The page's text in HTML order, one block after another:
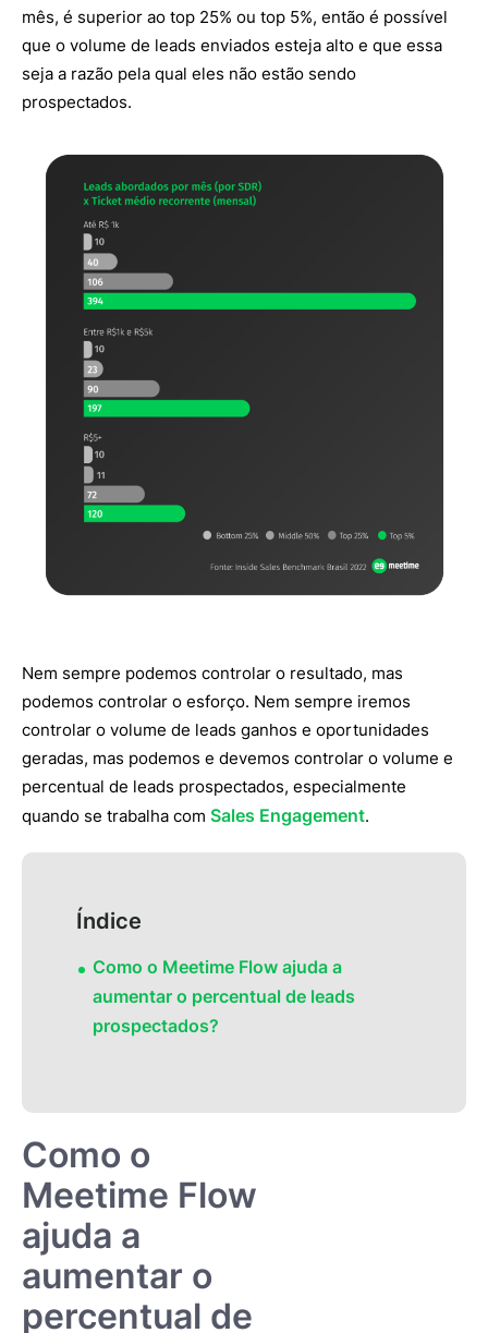
mês, é superior ao top 25% ou top 5%, então é possível
que o volume de leads enviados esteja alto e que essa
seja a razão pela qual eles não estão sendo
prospectados.
Nem sempre podemos controlar o resultado, mas
podemos controlar o esforço. Nem sempre iremos
controlar o volume de leads ganhos e oportunidades
geradas, mas podemos e devemos controlar o volume e
percentual de leads prospectados, especialmente
quando se trabalha com Sales Engagement.
Índice
Como o Meetime Flow ajuda a
aumentar o percentual de leads
prospectados?
Como o
Meetime Flow
ajuda a
aumentar o
percentual de